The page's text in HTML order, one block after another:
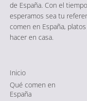
de España. Con el
esperamos sea tu
comen en España,
hacer en casa.
Inicio
Qué comen en
España